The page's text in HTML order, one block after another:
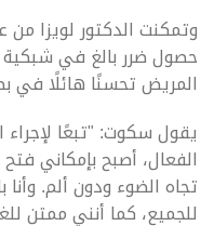
وتمكنت الدكتور لويزا من
حصول ضرر بالغ في
المريض تحسنًا هائلًا في
يقول سكوت: "تبعًا لإجراء
الفعال، أصبح بإمكاني
تجاه الضوء ودون ألم.
للجميع، كما أنني ممتن